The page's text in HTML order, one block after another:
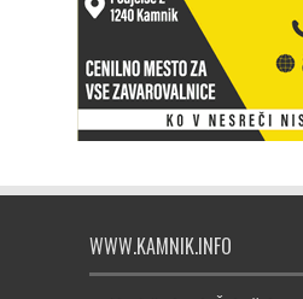
WWW.KAMNIK.INFO